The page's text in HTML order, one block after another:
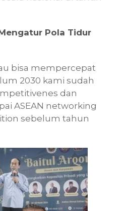
Pola Tidur
bisa mempercepat
2030 kami sudah
dan
ASEAN networking
sebelum tahun